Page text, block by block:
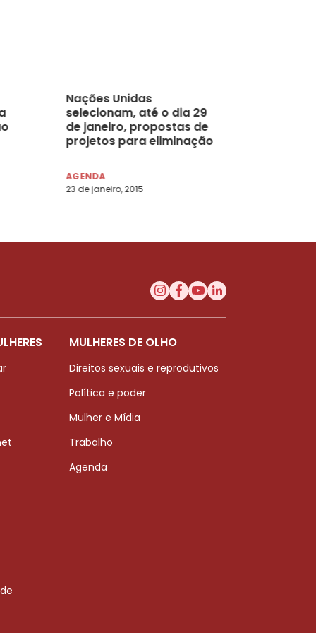
Nações Unidas
selecionam, até o dia 29
de janeiro, propostas de
projetos para eliminação
AGENDA
23 de janeiro, 2015
MULHERES DE OLHO
Direitos sexuais e reprodutivos
Política e poder
Mulher e Mídia
Trabalho
Agenda